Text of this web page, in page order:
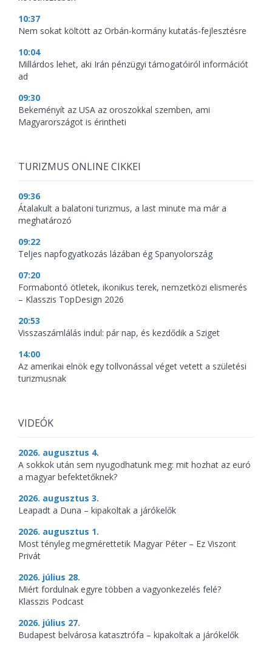
10:37
Nem sokat költött az Orbán-kormány kutatás-fejlesztésre
10:04
Millárdos lehet, aki Irán pénzügyi támogatóiról információt
ad
09:30
Bekeményít az USA az oroszokkal szemben, ami
Magyarországot is érintheti
TURIZMUS ONLINE CIKKEI
09:36
Átalakult a balatoni turizmus, a last minute ma már a
meghatározó
09:22
Teljes napfogyatkozás lázában ég Spanyolország
07:20
Formabontó ötletek, ikonikus terek, nemzetközi elismerés
– Klasszis TopDesign 2026
20:53
Visszaszámlálás indul: pár nap, és kezdődik a Sziget
14:00
Az amerikai elnök egy tollvonással véget vetett a születési
turizmusnak
VIDEÓK
2026. augusztus 4.
A sokkok után sem nyugodhatunk meg: mit hozhat az euró
a magyar befektetőknek?
2026. augusztus 3.
Leapadt a Duna – kipakoltak a járókelők
2026. augusztus 1.
Most tényleg megmérettetik Magyar Péter – Ez Viszont
Privát
2026. július 28.
Miért fordulnak egyre többen a vagyonkezelés felé?
Klasszis Podcast
2026. július 27.
Budapest belvárosa katasztrófa – kipakoltak a járókelők